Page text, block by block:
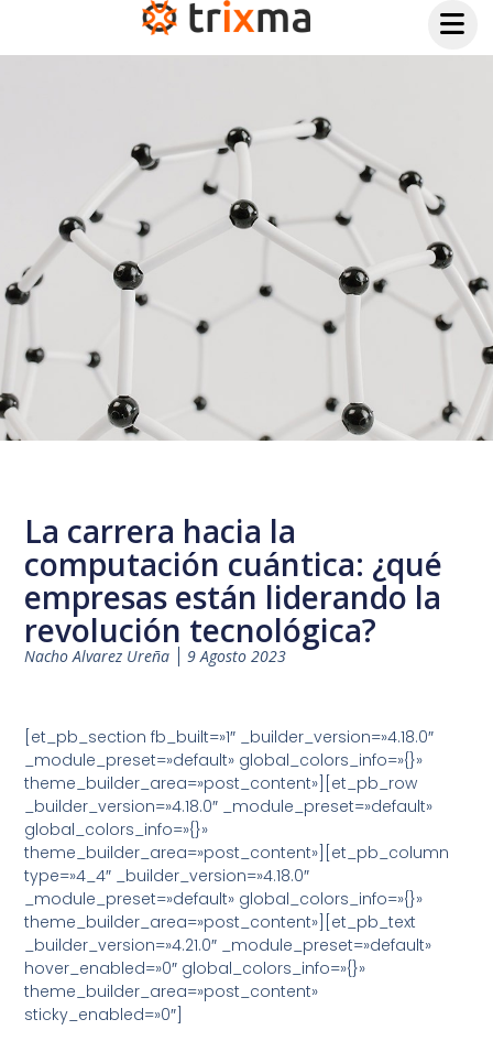
La carrera hacia la
computación cuántica: ¿qué
empresas están liderando la
revolución tecnológica?
Nacho Alvarez Ureña 9 Agosto 2023
[et_pb_section fb_built=»1″ _builder_version=»4.18.0″
_module_preset=»default» global_colors_info=»{}»
theme_builder_area=»post_content»][et_pb_row
_builder_version=»4.18.0″ _module_preset=»default»
global_colors_info=»{}»
theme_builder_area=»post_content»][et_pb_column
type=»4_4″ _builder_version=»4.18.0″
_module_preset=»default» global_colors_info=»{}»
theme_builder_area=»post_content»][et_pb_text
_builder_version=»4.21.0″ _module_preset=»default»
hover_enabled=»0″ global_colors_info=»{}»
theme_builder_area=»post_content»
sticky_enabled=»0″]